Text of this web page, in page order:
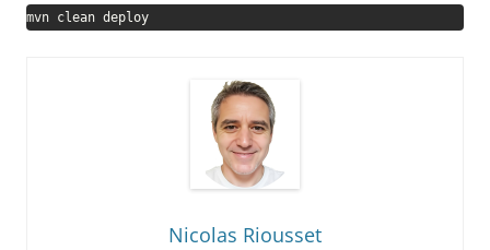
mvn clean deploy
Nicolas Riousset